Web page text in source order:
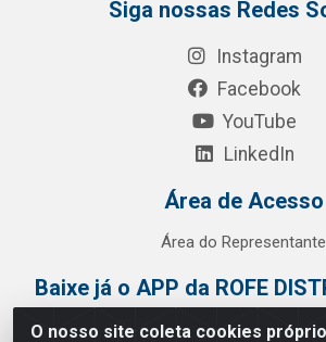
O nosso site coleta cookies
Siga nossas Redes
Instagram
Facebook
YouTube
LinkedIn
Área de Acesso
Área do Representante
Baixe já o APP da ROFE